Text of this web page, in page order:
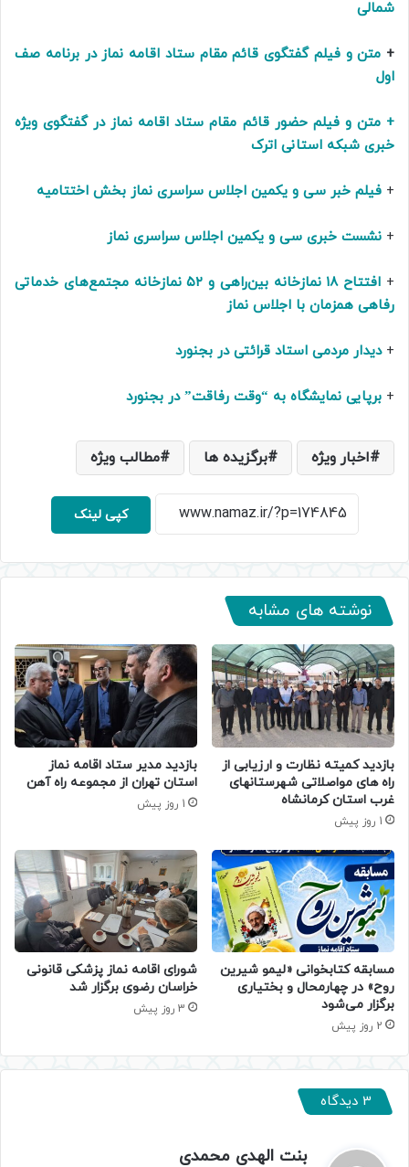
شمالی
+ متن و فیلم گفتگوی قائم مقام ستاد اقامه نماز در برنامه صف
اول
+ متن و فیلم حضور قائم مقام ستاد اقامه نماز در گفتگوی ویژه
خبری شبکه استانی اترک
+ فیلم خبر سی و یکمین اجلاس سراسری نماز بخش اختتامیه
+ نشست خبری سی و یکمین اجلاس سراسری نماز
+
افتتاح ۱۸ نمازخانه بین‌راهی و ۵۲ نمازخانه مجتمع‌های خدماتی
رفاهی همزمان با اجلاس نماز
+دیدار مردمی استاد قرائتی در بجنورد
+ برپایی نمایشگاه به “وقت رفاقت” در بجنورد
اخبار ویژه برگزیده ها مطالب ویژه
کپی لینک
نوشته های مشابه
بازدید کمیته نظارت و ارزیابی از
راه های مواصلاتی شهرستانهای
غرب استان کرمانشاه
1 روز پیش
بازدید مدیر ستاد اقامه نماز
استان تهران از مجموعه راه آهن
1 روز پیش
مسابقه کتابخوانی «لیمو شیرین
روح» در چهارمحال و بختیاری
برگزار می‌شود
2 روز پیش
شورای اقامه نماز پزشکی قانونی
خراسان رضوی برگزار شد
3 روز پیش
3 دیدگاه
بنت الهدی محمدی